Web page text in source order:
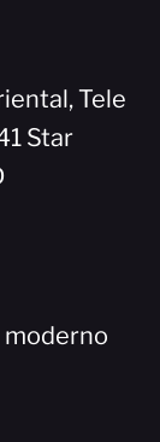
Tele
Star
moderno